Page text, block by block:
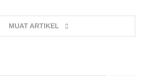
MUAT ARTIKEL